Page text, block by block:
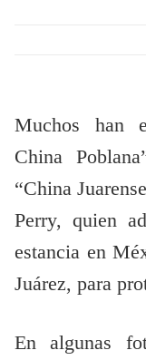
Muchos han
China
“China
Perry, quien
estancia en
Juárez, para
En algunas